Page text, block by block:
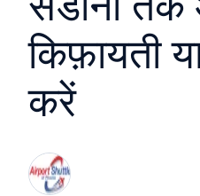
किफ़ायती
करें